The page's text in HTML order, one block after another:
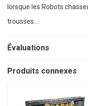
lorsque les Robots
trousses…
Évaluations
Produits connexes